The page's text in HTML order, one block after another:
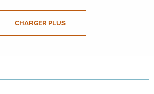
CHARGER PLUS